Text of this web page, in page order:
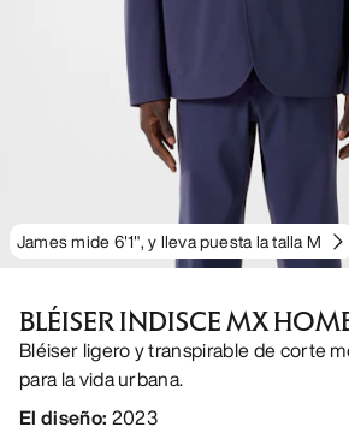
James mide 6'1", y lleva puesta la talla M
BLÉISER INDISCE MX
Bléiser ligero y transpirable de corte
para la vida urbana.
El diseño: 2023